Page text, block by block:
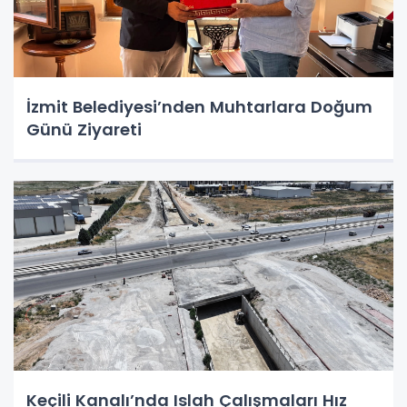
İzmit Belediyesi’nden Muhtarlara Doğum
Günü Ziyareti
Keçili Kanalı’nda Islah Çalışmaları Hız